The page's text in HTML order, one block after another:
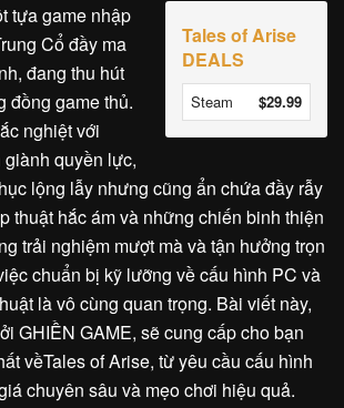
Tales of Arise
DEALS
Steam $29.99
tựa game nhập
Cổ đầy ma
đang thu hút
đồng game thủ.
nghiệt với
quyền lực,
lộng lẫy nhưng cũng ẩn chứa đầy rẫy
thuật hắc ám và những chiến binh thiện
trải nghiệm mượt mà và tận hưởng trọn
chuẩn bị kỹ lưỡng về cấu hình PC và
là vô cùng quan trọng. Bài viết này,
GHIỀN GAME, sẽ cung cấp cho bạn
vềTales of Arise, từ yêu cầu cấu hình
chuyên sâu và mẹo chơi hiệu quả.